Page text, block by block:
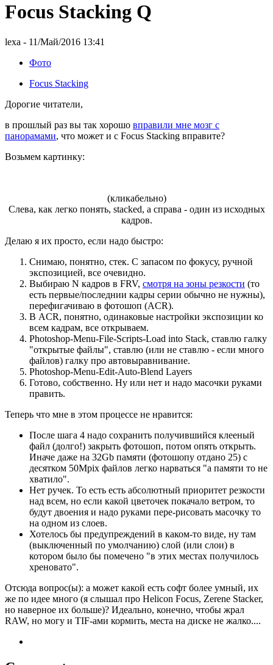
Focus Stacking Q
lexa - 11/Май/2016 13:41
Фото
Focus Stacking
Дорогие читатели,
в прошлый раз вы так хорошо вправили мне мозг с
панорамами, что может и с Focus Stacking вправите?
Возьмем картинку:
(кликабельно)
Слева, как легко понять, stacked, а справа - один из исходных
кадров.
Делаю я их просто, если надо быстро:
Снимаю, понятно, стек. С запасом по фокусу, ручной
экспозицией, все очевидно.
Выбираю N кадров в FRV, смотря на зоны резкости (то
есть первые/последнии кадры серии обычно не нужны),
перефигачиваю в фотошоп (ACR).
В ACR, понятно, одинаковые настройки экспозиции ко
всем кадрам, все открываем.
Photoshop-Menu-File-Scripts-Load into Stack, ставлю галку
"открытые файлы", ставлю (или не ставлю - если много
файлов) галку про автовыравнивание.
Photoshop-Menu-Edit-Auto-Blend Layers
Готово, собственно. Ну или нет и надо масочки руками
править.
Теперь что мне в этом процессе не нравится:
После шага 4 надо сохранить получившийся клееный
файл (долго!) закрыть фотошоп, потом опять открыть.
Иначе даже на 32Gb памяти (фотошопу отдано 25) с
десятком 50Mpix файлов легко нарваться "а памяти то не
хватило".
Нет ручек. То есть есть абсолютный приоритет резкости
над всем, но если какой цветочек покачало ветром, то
будут двоения и надо руками пере-рисовать масочку то
на одном из слоев.
Хотелось бы предупреждений в каком-то виде, ну там
(выключенный по умолчанию) слой (или слои) в
котором было бы помечено "в этих местах получилось
хреновато".
Отсюда вопрос(ы): а может какой есть софт более умный, их
же по идее много (я слышал про Helicon Focus, Zerene Stacker,
но наверное их больше)? Идеально, конечно, чтобы жрал
RAW, но могу и TIF-ами кормить, места на диске не жалко....